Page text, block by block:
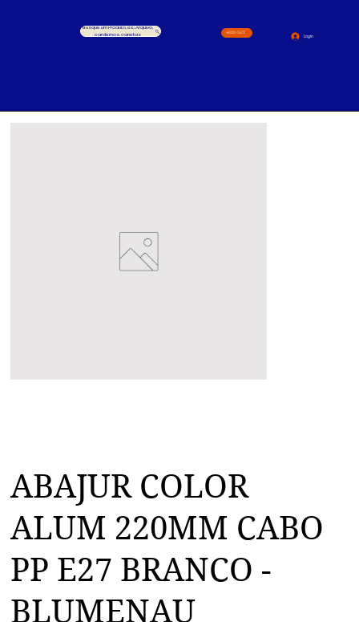
Busque um Produto, ex.: Arquivo,
cardernos, canetas
4000-1517
Login
ABAJUR COLOR
ALUM 220MM CABO
PP E27 BRANCO -
BLUMENAU